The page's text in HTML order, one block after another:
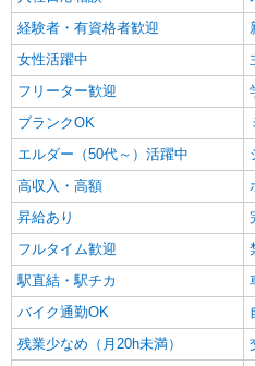
キープ
派遣社員
株式会社kotrio /●NG-H-1812717
【実働7〜8ｈ
STAFF♪資格不
時給1500円
通費全支給(ガ
キープ
経験者・有資格者歓迎
女性活躍中
フリーター歓迎
ブランクOK
エルダー（50代～）活躍中
高収入・高額
昇給あり
フルタイム歓迎
駅直結・駅チカ
バイク通勤OK
残業少なめ（月20h未満）